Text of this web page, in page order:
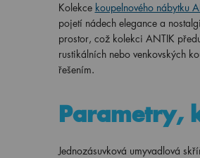
Kolekce koupelnového nábytku
pojetí nádech elegance a
prostor, což kolekci ANTIK
rustikálních nebo venkovských
řešením.
Parametry,
Jednozásuvková umyvadlová